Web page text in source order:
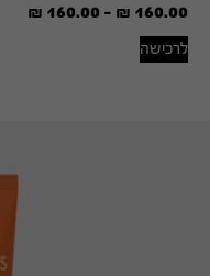
₪ 160.00
-
₪ 160.00
לרכישה